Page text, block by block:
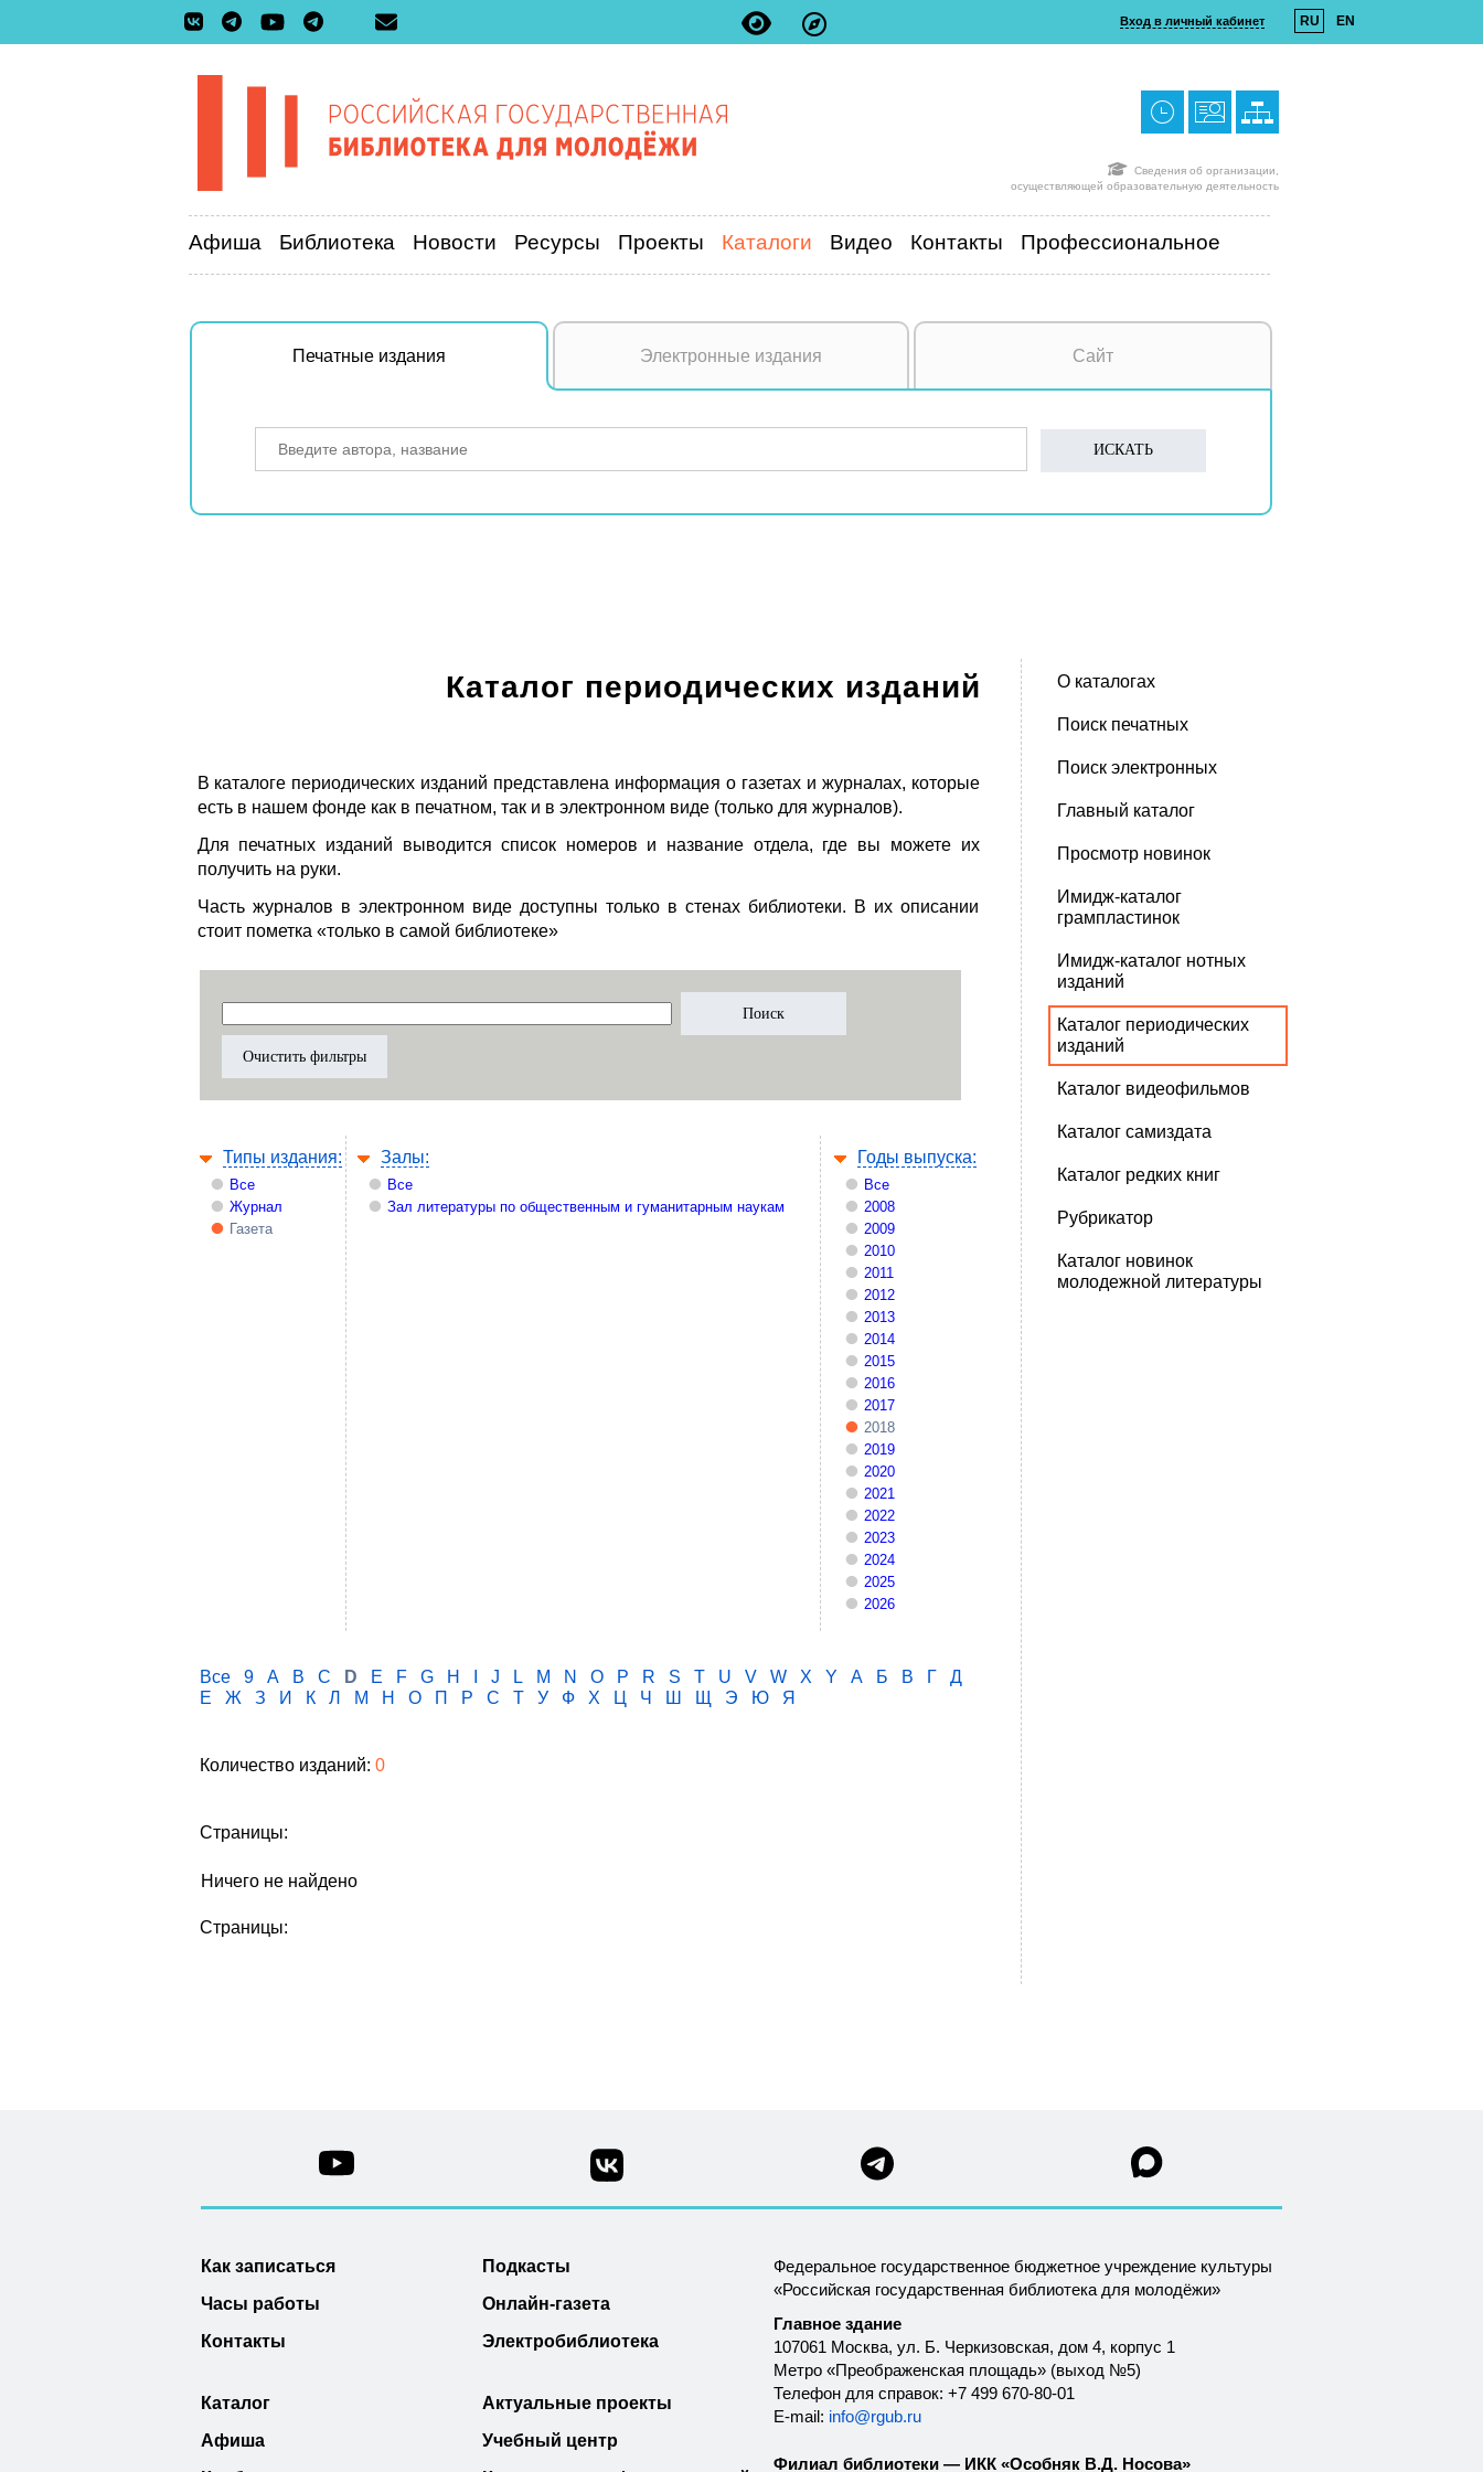
Вход в личный кабинет RU EN
Сведения об организации,
осуществляющей образовательную деятельность
Афиша Библиотека Новости Ресурсы Проекты Каталоги Видео Контакты Профессиональное
Печатные издания Электронные издания Сайт
Каталог периодических изданий
В каталоге периодических изданий представлена информация о газетах и журналах, которые
есть в нашем фонде как в печатном, так и в электронном виде (только для журналов).
Для печатных изданий выводится список номеров и название отдела, где вы можете их
получить на руки.
Часть журналов в электронном виде доступны только в стенах библиотеки. В их описании
стоит пометка «только в самой библиотеке»
Типы издания:
Все
Журнал
Газета
Залы:
Все
Зал литературы по общественным и гуманитарным наукам
Годы выпуска:
Все
2008
2009
2010
2011
2012
2013
2014
2015
2016
2017
2018
2019
2020
2021
2022
2023
2024
2025
2026
Все 9 A B C D E F G H J L M N O P R S T U V W X Y А Б В Г
Д
Е
Ж З И К Л М Н О П Р С Т У Ф Х Ц Ч Ш Щ Э Ю Я
Количество изданий: 0
Страницы:
Ничего не найдено
Страницы:
О каталогах
Поиск печатных
Поиск электронных
Главный каталог
Просмотр новинок
Имидж-каталог
грампластинок
Имидж-каталог нотных
изданий
Каталог периодических
изданий
Каталог видеофильмов
Каталог самиздата
Каталог редких книг
Рубрикатор
Каталог новинок
молодежной литературы
Как записаться
Часы работы
Контакты
Каталог
Афиша
Подкасты
Онлайн-газета
Электробиблиотека
Актуальные проекты
Учебный центр
Федеральное государственное бюджетное учреждение культуры
«Российская государственная библиотека для молодёжи»
Главное здание
107061 Москва, ул. Б. Черкизовская, дом 4, корпус 1
Метро «Преображенская площадь» (выход №5)
Телефон для справок: +7 499 670-80-01
E-mail: info@rgub.ru
Филиал библиотеки — ИКК «Особняк В.Д. Носова»